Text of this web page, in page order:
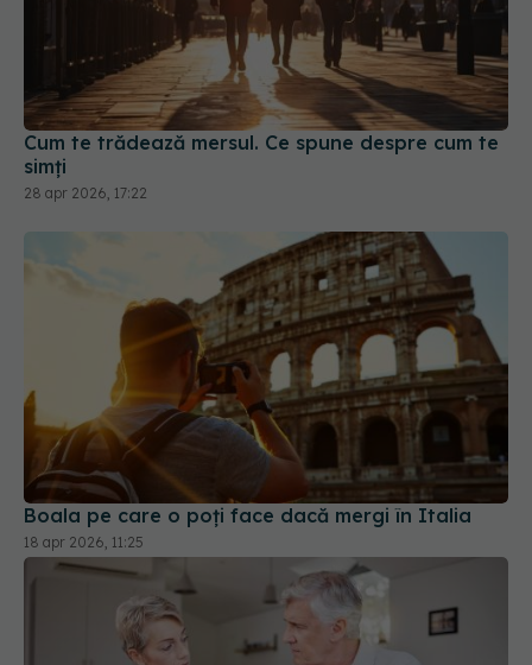
Cum te trădează mersul. Ce spune despre cum te
simți
28 apr 2026, 17:22
Boala pe care o poți face dacă mergi în Italia
18 apr 2026, 11:25